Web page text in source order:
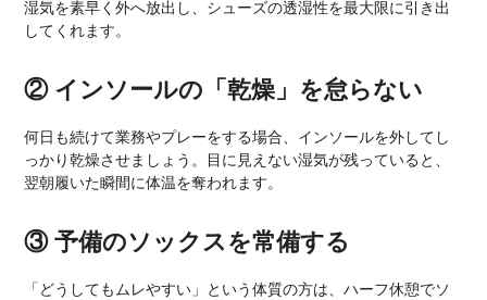
湿気を素早く外へ放出し、シューズの透湿性を最大限に引き出
してくれます。
② インソールの「乾燥」を怠らない
何日も続けて業務やプレーをする場合、インソールを外してし
っかり乾燥させましょう。目に見えない湿気が残っていると、
翌朝履いた瞬間に体温を奪われます。
③ 予備のソックスを常備する
「どうしてもムレやすい」という体質の方は、ハーフ休憩でソ